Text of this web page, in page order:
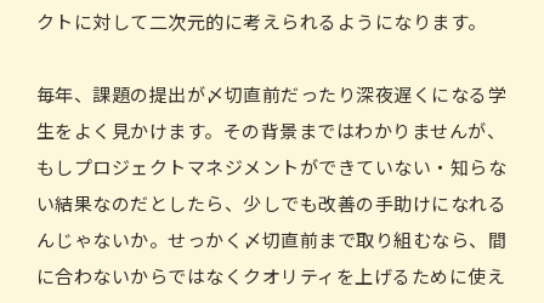
クトに対して二次元的に考えられるようになります。
毎年、課題の提出が〆切直前だったり深夜遅くになる学
生をよく見かけます。その背景まではわかりませんが、
もしプロジェクトマネジメントができていない・知らな
い結果なのだとしたら、少しでも改善の手助けになれる
んじゃないか。せっかく〆切直前まで取り組むなら、間
に合わないからではなくクオリティを上げるために使え